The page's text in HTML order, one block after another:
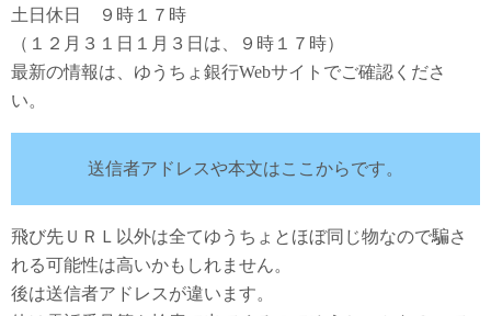
土日休日 ９時１７時
（１２月３１日１月３日は、９時１７時）
最新の情報は、ゆうちょ銀行Webサイトでご確認くださ
い。
送信者アドレスや本文はここからです。
飛び先ＵＲＬ以外は全てゆうちょとほぼ同じ物なので騙さ
れる可能性は高いかもしれません。
後は送信者アドレスが違います。